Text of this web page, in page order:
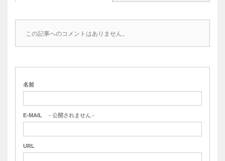
この記事へのコメントはありません。
名前
E-MAIL - 公開されません -
URL